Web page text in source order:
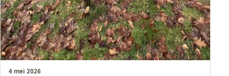
4 mei 2026